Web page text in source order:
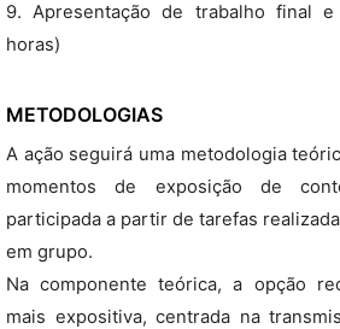
9. Apresentação de trabalho final
horas)
METODOLOGIAS
A ação seguirá uma metodologia
momentos de exposição de
participada a partir de tarefas
em grupo.
Na componente teórica, a opção
mais expositiva, centrada na